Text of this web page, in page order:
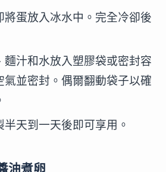
將蛋放入冰水中。完全冷卻後
麵汁和水放入塑膠袋或密封容
氣並密封。偶爾翻動袋子以確
天到一天後即可享用。
油煮卵